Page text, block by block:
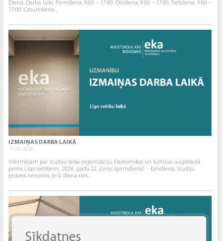
Diena. Darba laiks. Pirmdiena. 9:00 – 17:00. Otrdiena. 9:00 – 17:00. Trešdiena. 9:00 –
17:00. Ceturtdiena....
IZMAIŅAS DARBA LAIKĀ
15.06.2026.
Informējam par studiju laika organizāciju Ekonomikas un kultūras augstskolā
pirms Līgo svētkiem:. 2026. gada 22. jūnijs (pirmdiena) – brīvdiena. Studiju
process nenotiek, jo šī diena tiek...
Sīkdatnes